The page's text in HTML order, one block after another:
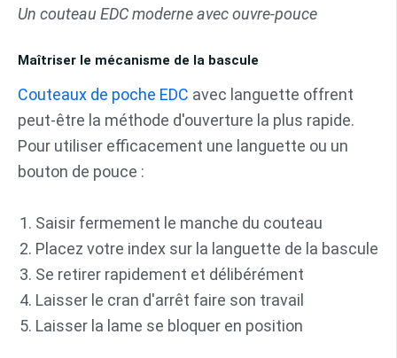
Un couteau EDC moderne avec ouvre-pouce
Maîtriser le mécanisme de la bascule
Couteaux de poche EDC avec languette offrent
peut-être la méthode d'ouverture la plus rapide.
Pour utiliser efficacement une languette ou un
bouton de pouce :
Saisir fermement le manche du couteau
Placez votre index sur la languette de la bascule
Se retirer rapidement et délibérément
Laisser le cran d'arrêt faire son travail
Laisser la lame se bloquer en position